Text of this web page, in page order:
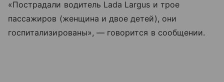
«Пострадали водитель Lada Largus и трое
пассажиров (женщина и двое детей), они
госпитализированы», — говорится в сообщении.